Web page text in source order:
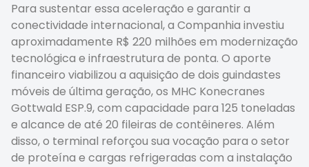
Para sustentar essa aceleração e garantir a
conectividade internacional, a Companhia investiu
aproximadamente R$ 220 milhões em modernização
tecnológica e infraestrutura de ponta. O aporte
financeiro viabilizou a aquisição de dois guindastes
móveis de última geração, os MHC Konecranes
Gottwald ESP.9, com capacidade para 125 toneladas
e alcance de até 20 fileiras de contêineres. Além
disso, o terminal reforçou sua vocação para o setor
de proteína e cargas refrigeradas com a instalação